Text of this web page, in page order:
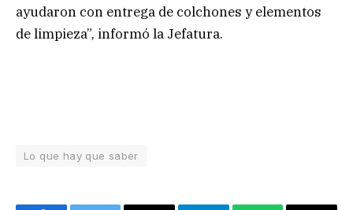
ayudaron con entrega de colchones y elementos
de limpieza”, informó la Jefatura.
Lo que hay que saber